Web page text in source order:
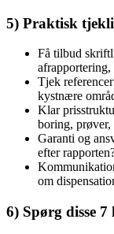
5) Praktisk
Få tilbud
Tjek
kystnære
Klar
boring, prøver,
Garanti og
efter
om
6) Spørg disse